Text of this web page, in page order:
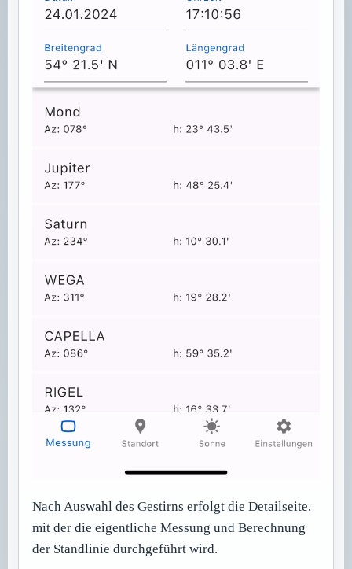
Nach Auswahl des Gestirns erfolgt die Detailseite,
mit der die eigentliche Messung und Berechnung
der Standlinie durchgeführt wird.